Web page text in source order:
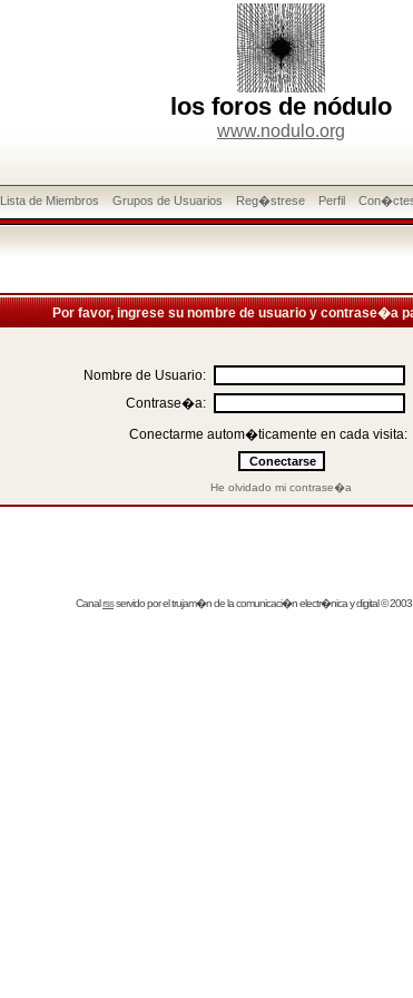
los foros de nódulo
www.nodulo.org
Lista de Miembros Grupos de Usuarios Reg�strese Perfil
Por favor, ingrese su nombre de usuario y contrase�a
Nombre de Usuario:
Contrase�a:
Conectarme autom�ticamente en cada visita:
He olvidado mi contrase�a
Canalrssservido por eltrujam�nde la comunicaci�n electr�nica y digital ©